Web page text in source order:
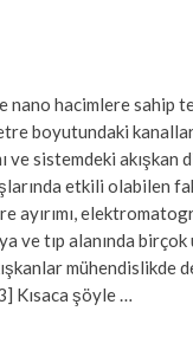
nano hacimlere sahip
boyutundaki
ve sistemdeki akışkan
etkili olabilen
ayırımı,
ve tıp alanında birçok
mühendislikde
Kısaca şöyle …